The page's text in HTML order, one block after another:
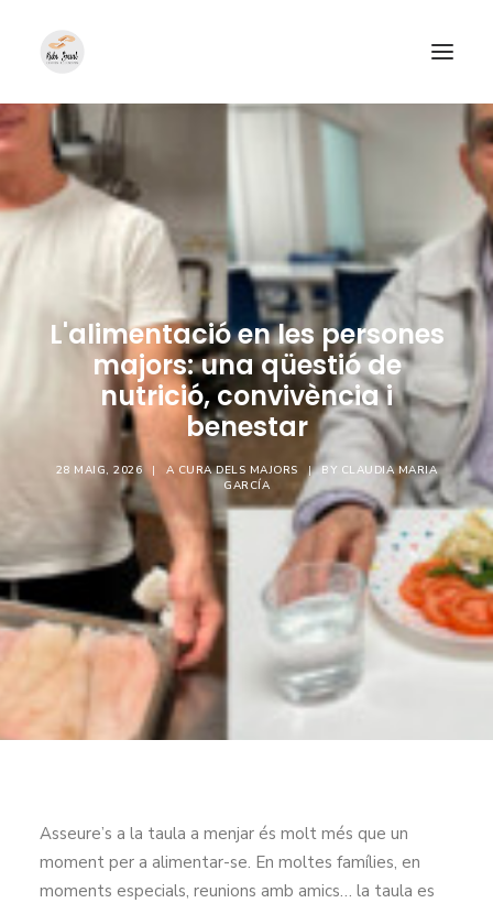
L'alimentació en les persones
majors: una qüestió de
nutrició, convivència i
benestar
28 MAIG, 2026 | A CURA DELS MAJORS | BY CLAUDIA MARIA
GARCÍA
Asseure’s a la taula a menjar és molt més que un
moment per a alimentar-se. En moltes famílies, en
moments especials, reunions amb amics… la taula es